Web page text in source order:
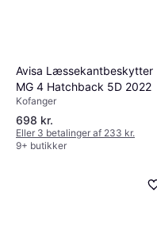
Avisa Læssekantbeskytter
MG 4 Hatchback 5D 2022
Kofanger
698 kr.
Eller 3 betalinger af 233 kr.
9+ butikker